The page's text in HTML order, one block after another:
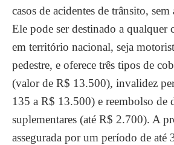
casos de acidentes de trânsito,
Ele pode ser destinado a qualquer
em território nacional, seja
pedestre, e oferece três tipos de
(valor de R$ 13.500), invalidez
135 a R$ 13.500) e reembolso de
suplementares (até R$ 2.700). A
assegurada por um período de até